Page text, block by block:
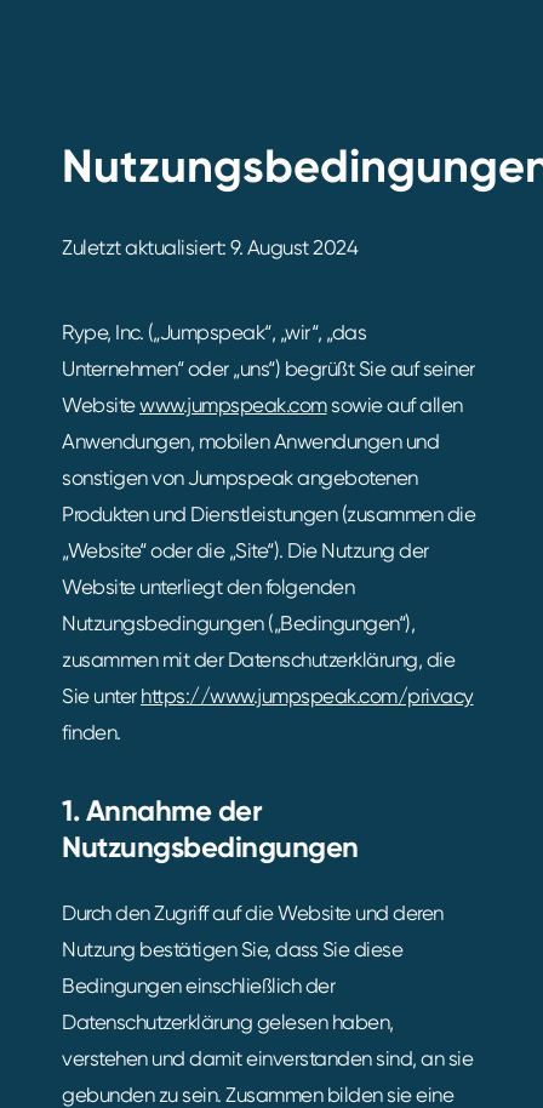
Zuletzt aktualisiert: 9. August 2024
Rype, Inc. („Jumpspeak“, „wir“, „das
Unternehmen“ oder „uns“) begrüßt Sie auf seiner
Websitewww.jumpspeak.comsowie auf allen
Anwendungen, mobilen Anwendungen und
sonstigen von Jumpspeak angebotenen
Produkten und Dienstleistungen (zusammen die
„Website“ oder die „Site“). Die Nutzung der
Website unterliegt den folgenden
Nutzungsbedingungen („Bedingungen“),
zusammen mit der Datenschutzerklärung, die
Sie unter https://www.jumpspeak.com/privacy
finden.
1. Annahme der
Nutzungsbedingungen
Durch den Zugriff auf die Website und deren
Nutzung bestätigen Sie, dass Sie diese
Bedingungen einschließlich der
Datenschutzerklärung gelesen haben,
verstehen und damit einverstanden sind, an sie
gebunden zu sein. Zusammen bilden sie eine